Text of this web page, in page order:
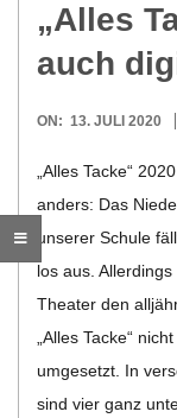
-
G
O
L
D
S
„Alles
auch
2020-
13
ON: 13. JULI 2020
„Alles Tacke“
anders: Das
unse­rer Schule
los aus.
Thea­ter den
„Alles Tacke“
umge­setzt. In
sind vier ganz